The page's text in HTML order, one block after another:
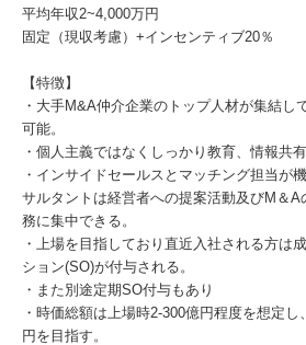
平均年収2~4,000万円
固定（現収考慮）+インセンティブ20％
【特徴】
・大手M&A仲介企業のトップ人材が集結し
可能。
・個人主義ではなくしっかり教育、情報共
・インサイドセールスとマッチング担当が
サルタントは経営者への提案活動及びM＆
務に集中できる。
・上場を目指しており直近入社される方は
ション(SO)が付与される。
・また別途定期SO付与もあり
・時価総額は上場時2-300億円程度を想定
円を目指す。